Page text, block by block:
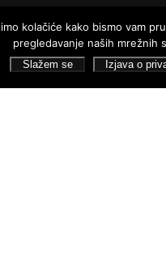
Javna nabava
Statut Galerije
Pristup
Izjava o privatnosti
kolačiće kako bismo vam
pregledavanje naših mrežnih
Slažem se Izjava o